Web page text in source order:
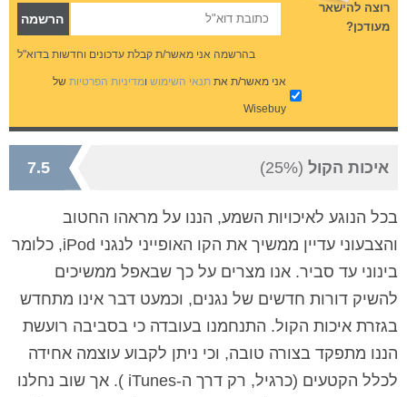
רוצה להישאר
מעודכן?
בהרשמה אני מאשר/ת קבלת עדכונים וחדשות בדוא"ל
אני מאשר/ת אתתנאי השימוש ומדיניות הפרטיות של
Wisebuy
איכות הקול (25%)
7.5
בכל הנוגע לאיכויות השמע, הננו על מראהו החטוב
והצבעוני עדיין ממשיך את הקו האופייני לנגני iPod, כלומר
בינוני עד סביר. אנו מצרים על כך שבאפל ממשיכים
להשיק דורות חדשים של נגנים, וכמעט דבר אינו מתחדש
בגזרת איכות הקול. התנחמנו בעובדה כי בסביבה רועשת
הננו מתפקד בצורה טובה, וכי ניתן לקבוע עוצמה אחידה
לכלל הקטעים (כרגיל, רק דרך ה-iTunes ). אך שוב נחלנו